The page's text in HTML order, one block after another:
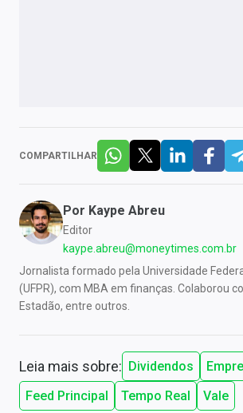
COMPARTILHAR
Por Kaype Abreu
Editor
kaype.abreu@moneytimes.com.br
Jornalista formado pela Universidade
(UFPR), com MBA em finanças. Colaborou
Estadão, entre outros.
Leia mais sobre: Dividendos
Feed Principal
Tempo Real Vale